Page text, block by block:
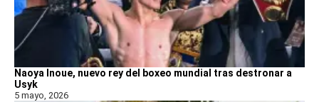
Naoya Inoue, nuevo rey del boxeo mundial tras destronar a
Usyk
5 mayo, 2026